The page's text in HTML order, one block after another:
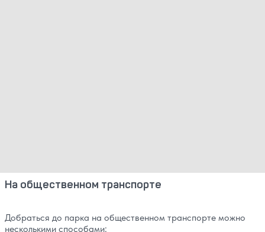
На общественном транспорте
Добраться до парка на общественном транспорте можно
несколькими способами: